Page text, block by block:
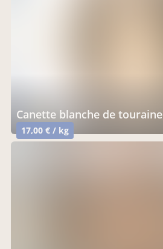
canette blanche de touraine
17,00 € / kg